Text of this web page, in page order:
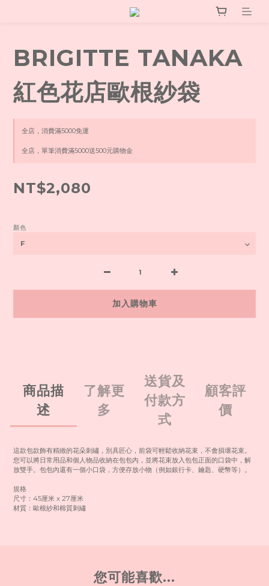
BRIGITTE TANAKA
紅色花店歐根紗袋
全店，消費滿5000免運
全店，單筆消費滿5000送500元購物金
NT$2,080
顏色
加入購物車
商品描
述
了解更
多
送貨及
付款方
式
顧客評
價
這款包款飾有精緻的花朵刺繡，別具匠心，前袋可輕鬆收納花束，不會損壞花束。
您可以將日常用品和個人物品收納在包包內，並將花束放入包包正面的口袋中，解
放雙手。包包內還有一個小口袋，方便存放小物（例如銀行卡、鑰匙、硬幣等）。
規格
尺寸：45厘米 x 27厘米
材質：歐根紗和棉質刺繡
您可能喜歡...